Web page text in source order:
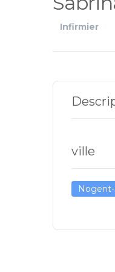
Infirmier
ville